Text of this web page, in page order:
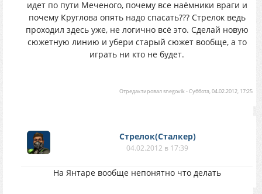
идет по пути Меченого, почему все наёмники враги и
почему Круглова опять надо спасать??? Стрелок ведь
проходил здесь уже, не логично всё это. Сделай новую
сюжетную линию и убери старый сюжет вообще, а то
играть ни кто не будет.
Отредактировалsnegovik-Суббота, 04.02.2012, 17:25
Стрелок(Сталкер)
04.02.2012 в 17:39
На Янтаре вообще непонятно что делать